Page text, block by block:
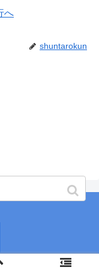
shuntarokun